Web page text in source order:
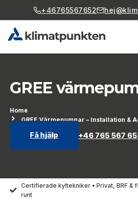
+46765567652
GREE
Home
GREE Värmepumpar – Installation &
Få hjälp +46 765 567
Certifierade kyltekniker • Privat, BRF &
runt